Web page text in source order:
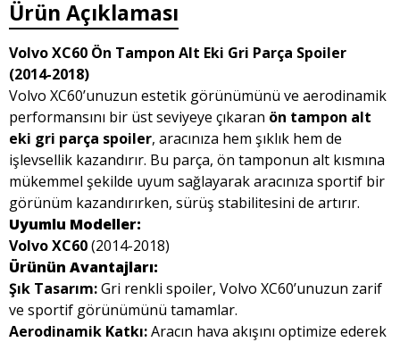
Ürün Açıklaması
Volvo XC60 Ön Tampon Alt Eki Gri Parça Spoiler
(2014-2018)
Volvo XC60’unuzun estetik görünümünü ve aerodinamik
performansını bir üst seviyeye çıkaran ön tampon alt
eki gri parça spoiler, aracınıza hem şıklık hem de
işlevsellik kazandırır. Bu parça, ön tamponun alt kısmına
mükemmel şekilde uyum sağlayarak aracınıza sportif bir
görünüm kazandırırken, sürüş stabilitesini de artırır.
Uyumlu Modeller:
Volvo XC60(2014-2018)
Ürünün Avantajları:
Şık Tasarım:Gri renkli spoiler, Volvo XC60’unuzun zarif
ve sportif görünümünü tamamlar.
Aerodinamik Katkı:Aracın hava akışını optimize ederek